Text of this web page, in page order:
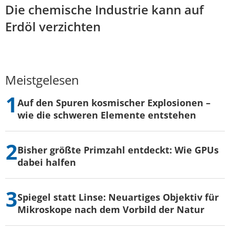
Die chemische Industrie kann auf
Erdöl verzichten
Meistgelesen
Auf den Spuren kosmischer Explosionen –
wie die schweren Elemente entstehen
Bisher größte Primzahl entdeckt: Wie GPUs
dabei halfen
Spiegel statt Linse: Neuartiges Objektiv für
Mikroskope nach dem Vorbild der Natur